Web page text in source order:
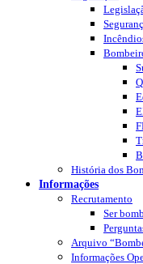
História dos
Informações
Recrutamento
Ser
Arquivo
Informações